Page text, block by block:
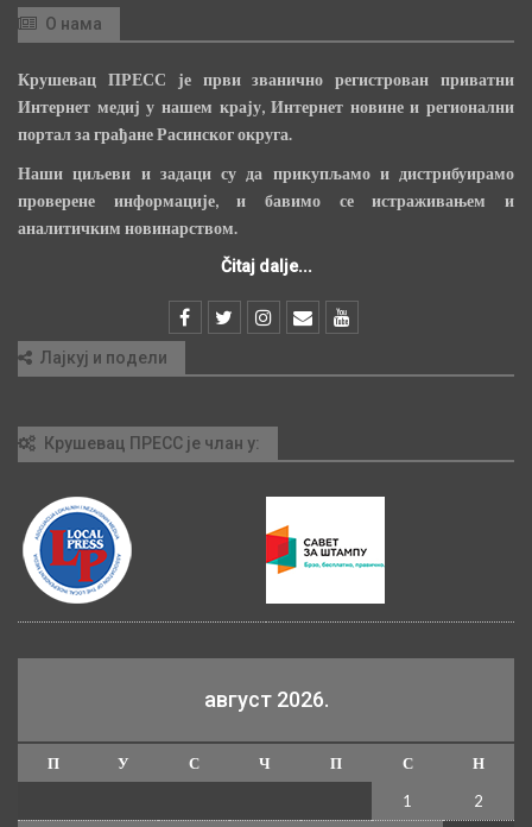
О нама
Крушевац ПРЕСС је први званично регистрован приватни
Интернет медиј у нашем крају, Интернет новине и регионални
портал за грађане Расинског округа.
Наши циљеви и задаци су да прикупљамо и дистрибуирамо
проверене информације, и бавимо се истраживањем и
аналитичким новинарством.
Čitaj dalje...
Лајкуј и подели
Крушевац ПРЕСС је члан у:
август 2026.
П У С Ч П С
Н
1
2